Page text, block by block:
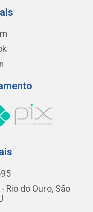
Rio do Ouro, São